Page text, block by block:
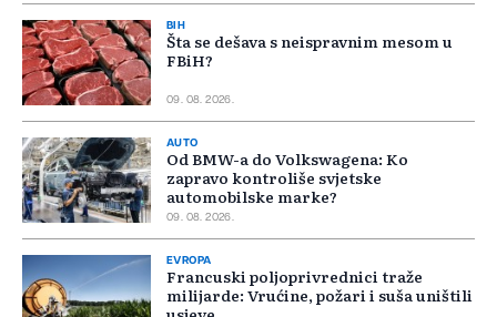
BIH
Šta se dešava s neispravnim mesom u
FBiH?
09. 08. 2026.
AUTO
Od BMW-a do Volkswagena: Ko
zapravo kontroliše svjetske
automobilske marke?
09. 08. 2026.
EVROPA
Francuski poljoprivrednici traže
milijarde: Vrućine, požari i suša uništili